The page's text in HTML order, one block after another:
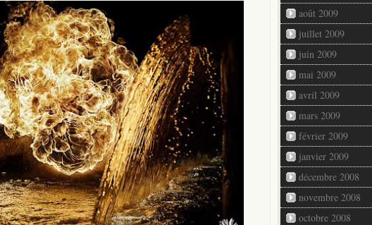
août 2009
juillet 2009
juin 2009
mai 2009
avril 2009
mars 2009
février 2009
janvier 2009
décembre 2008
novembre 2008
octobre 2008